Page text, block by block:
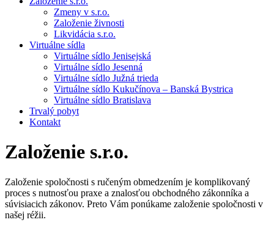
Zmeny v s.r.o.
Založenie živnosti
Likvidácia s.r.o.
Virtuálne sídla
Virtuálne sídlo Jenisejská
Virtuálne sídlo Jesenná
Virtuálne sídlo Južná trieda
Virtuálne sídlo Kukučínova – Banská Bystrica
Virtuálne sídlo Bratislava
Trvalý pobyt
Kontakt
Založenie s.r.o.
Založenie spoločnosti s ručeným obmedzením je komplikovaný
proces s nutnosťou praxe a znalosťou obchodného zákonníka a
súvisiacich zákonov. Preto Vám ponúkame založenie spoločnosti v
našej réžii.